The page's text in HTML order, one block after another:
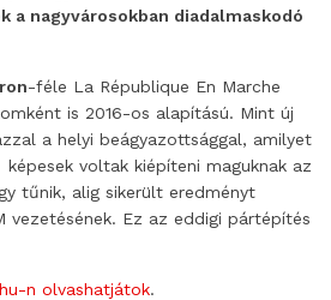
a nagyvárosokban diadalmaskodó
-féle La République En Marche
is 2016-os alapítású. Mint új
a helyi beágyazottsággal, amilyet
voltak kiépíteni maguknak az
tűnik, alig sikerült eredményt
vezetésének. Ez az eddigi pártépítés
n olvashatjátok.